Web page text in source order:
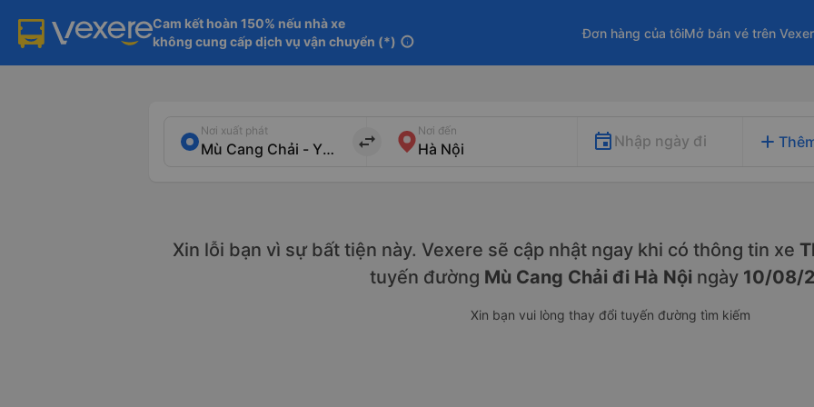
Cam kết hoàn 150% nếu nhà xe
không cung cấp dịch vụ vận chuyển (*) info
Đơn hàng của tôiMở bán vé trên
Nơi xuất phát
import_export
Nơi đến
Nhập ngày đi add
Xin lỗi bạn vì sự bất tiện này. Vexere sẽ cập nhật ngay khi có thông tin xe
tuyến đường Mù Cang Chải đi Hà Nội ngày 10/08/
Xin bạn vui lòng thay đổi tuyến đường tìm kiếm